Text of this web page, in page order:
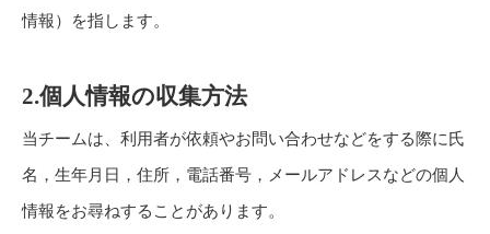
情報）を指します。
2.個人情報の収集方法
当チームは、利用者が依頼やお問い合わせなどをする際に氏
名，生年月日，住所，電話番号，メールアドレスなどの個人
情報をお尋ねすることがあります。